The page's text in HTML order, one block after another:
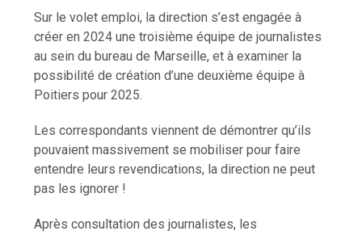
Sur le volet emploi, la direction s’est engagée à
créer en 2024 une troisième équipe de journalistes
au sein du bureau de Marseille, et à examiner la
possibilité de création d’une deuxième équipe à
Poitiers pour 2025.
Les correspondants viennent de démontrer qu’ils
pouvaient massivement se mobiliser pour faire
entendre leurs revendications, la direction ne peut
pas les ignorer !
Après consultation des journalistes, les